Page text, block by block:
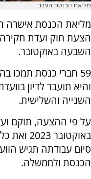
מליאת הכנסת הערב
מליאת הכנסת אישרה
הצעת חוק ועדת
השבעה באוקטובר.
59 חברי כנסת תמכו
והיא תועבר לדיון
השנייה והשלישית.
סיום עבודתה תגיש
הכנסת ולממשלה.